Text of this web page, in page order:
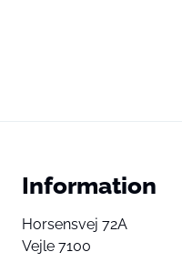
Information
Horsensvej 72A
Vejle 7100